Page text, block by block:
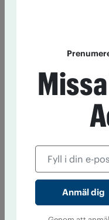
nyheter i din inkorg
Mest läst just nu
Danmark ändrar
alkohol